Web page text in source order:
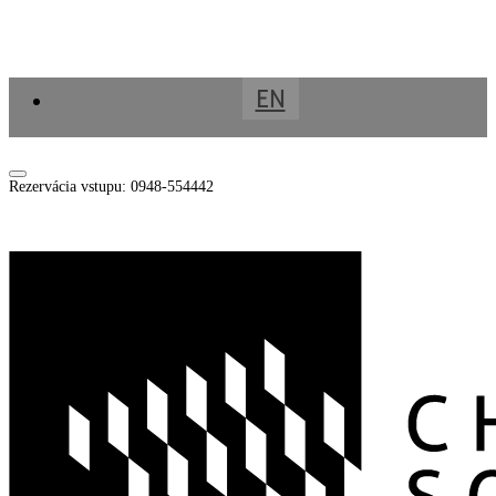
EN
Rezervácia vstupu: 0948-554442